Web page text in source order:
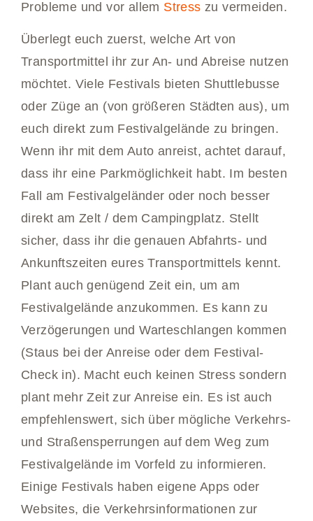
Probleme und vor allem Stress zu vermeiden.
Überlegt euch zuerst, welche Art von
Transportmittel ihr zur An- und Abreise nutzen
möchtet. Viele Festivals bieten Shuttlebusse
oder Züge an (von größeren Städten aus), um
euch direkt zum Festivalgelände zu bringen.
Wenn ihr mit dem Auto anreist, achtet darauf,
dass ihr eine Parkmöglichkeit habt. Im besten
Fall am Festivalgeländer oder noch besser
direkt am Zelt / dem Campingplatz. Stellt
sicher, dass ihr die genauen Abfahrts- und
Ankunftszeiten eures Transportmittels kennt.
Plant auch genügend Zeit ein, um am
Festivalgelände anzukommen. Es kann zu
Verzögerungen und Warteschlangen kommen
(Staus bei der Anreise oder dem Festival-
Check in). Macht euch keinen Stress sondern
plant mehr Zeit zur Anreise ein. Es ist auch
empfehlenswert, sich über mögliche Verkehrs-
und Straßensperrungen auf dem Weg zum
Festivalgelände im Vorfeld zu informieren.
Einige Festivals haben eigene Apps oder
Websites, die Verkehrsinformationen zur